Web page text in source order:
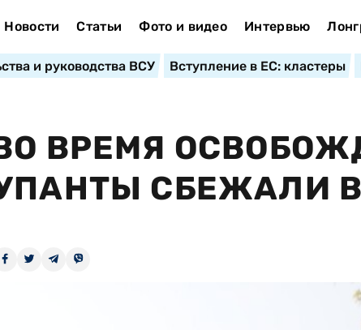
Новости Статьи Фото и видео Интервью
и руководства ВСУ Вступление в ЕС: кластеры
ВРЕМЯ
СБЕЖАЛИ В